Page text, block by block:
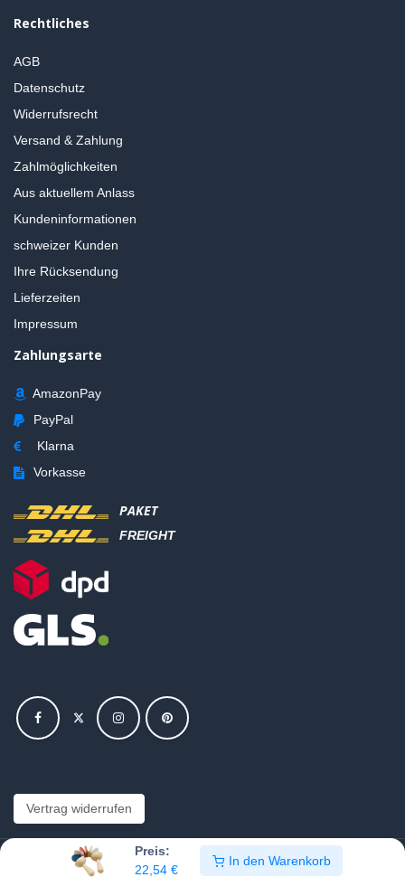
Preis:
22,54€
In den Warenkorb
Rechtliches
AGB
Datenschutz
Widerrufsrecht
Versand & Zahlung
Zahlmöglichkeiten
Aus aktuellem Anlass
Kundeninformationen
schweizer Kunden
Ihre Rücksendung
Lieferzeiten
Impressum
Zahlungsarte
AmazonPay
PayPal
Klarna
Vorkasse
PAKET
FREIGHT
Vertrag widerrufen
Copyright © Hajus AG - Alle Rechte vorbehalten